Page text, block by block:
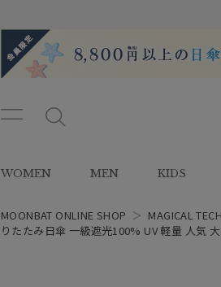
ン
ュ
ー
タ
ン
WOMEN MEN KIDS
MOONBAT ONLINE SHOP ＞ MAGICAL TECH
りたたみ日傘 一級遮光100% UV 軽量 人気